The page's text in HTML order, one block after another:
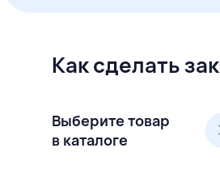
Как сделать
Выберите товар
в каталоге